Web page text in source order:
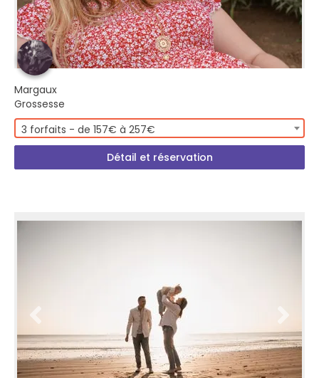
Margaux
Grossesse
3 forfaits - de 157€ à 257€
Détail et réservation